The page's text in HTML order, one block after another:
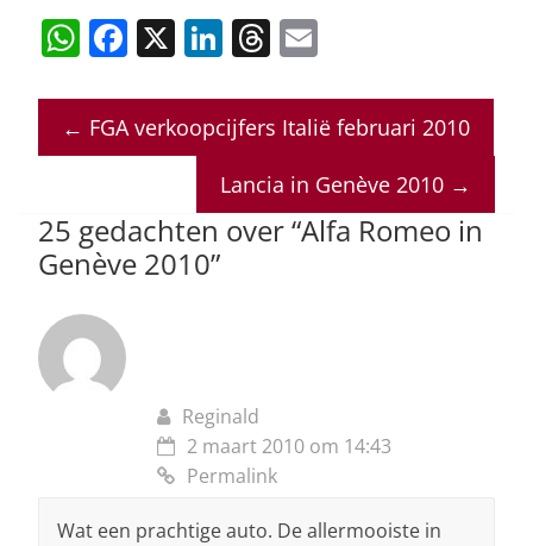
W
at
s
p
p
F
c
e
o
o
X Li
k
e
dI
n
T
re
a
d
s
ai
l
← FGA verkoopcijfers Italië februari 2010
Lancia in Genève 2010 →
25 gedachten over “Alfa Romeo in
Genève 2010”
Reginald
2 maart 2010 om 14:43
Permalink
Wat een prachtige auto. De allermooiste in